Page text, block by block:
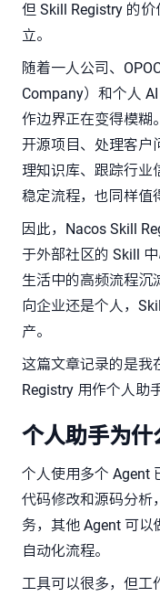
但 Skill Registry 的
立。
随着一人公司、
Company）和个人
作边界正在变得模糊
开源项目、处理客户
理知识库、跟踪行业
稳定流程，也同样值
因此，Nacos Skill
于外部社区的 Skill
生活中的高频流程沉
向企业还是个人，
产。
这篇文章记录的是我
Registry 用作个人助
个人助手为
个人使用多个 Agent
代码修改和源码分析
务，其他 Agent 可
自动化流程。
工具可以很多，但工